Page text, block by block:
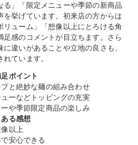
る」「限定メニューや季節の新商品
を挙げています。初来店の方からは
リューム」「想像以上にとろける角
足感のコメントが目立ちます。さら
違いがあることや立地の良さも、
ています。
ポイント
と絶妙な麺の組み合わせ
ーなどトッピングの充実
や季節限定商品の楽しみ
る感想
以上
安心できる